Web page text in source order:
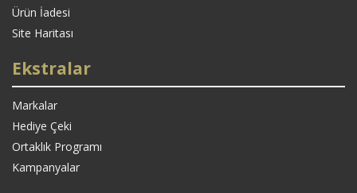
Ürün İadesi
Site Haritası
Ekstralar
Markalar
Hediye Çeki
Ortaklık Programı
Kampanyalar